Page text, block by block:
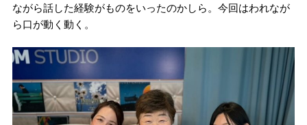
ながら話した経験がものをいったのかしら。今回はわれなが
ら口が動く動く。